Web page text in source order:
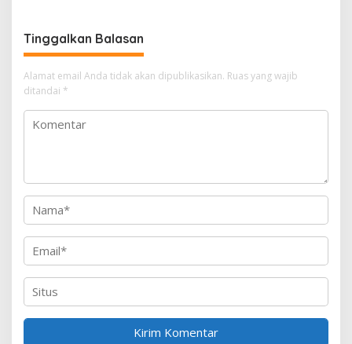
a
s
i
p
o
Tinggalkan Balasan
Alamat email Anda tidak akan dipublikasikan. Ruas yang wajib
ditandai *